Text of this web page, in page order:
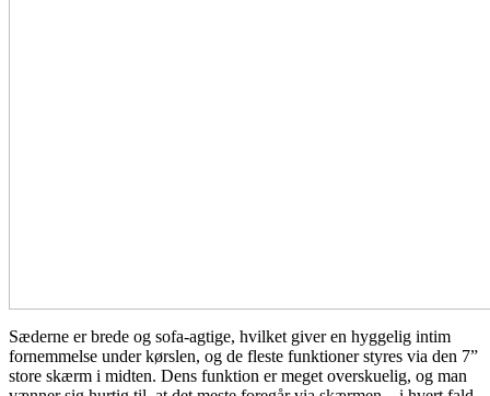
Sæderne er brede og sofa-agtige, hvilket giver en hyggelig intim
fornemmelse under kørslen, og de fleste funktioner styres via den 7”
store skærm i midten. Dens funktion er meget overskuelig, og man